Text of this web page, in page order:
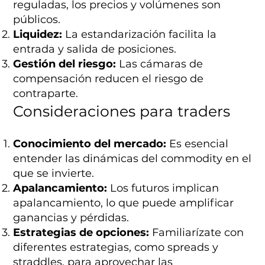
reguladas, los precios y volúmenes son
públicos.
Liquidez: La estandarización facilita la
entrada y salida de posiciones.
Gestión del riesgo: Las cámaras de
compensación reducen el riesgo de
contraparte.
Consideraciones para traders
Conocimiento del mercado: Es esencial
entender las dinámicas del commodity en el
que se invierte.
Apalancamiento: Los futuros implican
apalancamiento, lo que puede amplificar
ganancias y pérdidas.
Estrategias de opciones: Familiarízate con
diferentes estrategias, como spreads y
straddles, para aprovechar las